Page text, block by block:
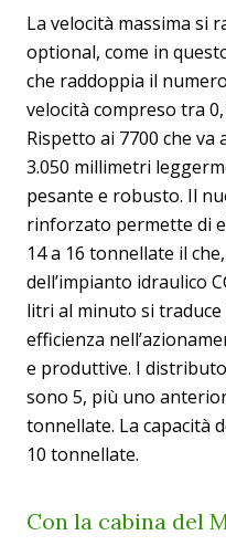
La velocità massima si
optional, come in
che raddoppia il
velocità compreso tra
Rispetto ai 7700 che va
3.050 millimetri
pesante e robusto. Il
rinforzato permette di
14 a 16 tonnellate il
dell’impianto idraulico
litri al minuto si
efficienza
e produttive. I
sono 5, più uno
tonnellate. La capacità
10 tonnellate.
Con la cabina del